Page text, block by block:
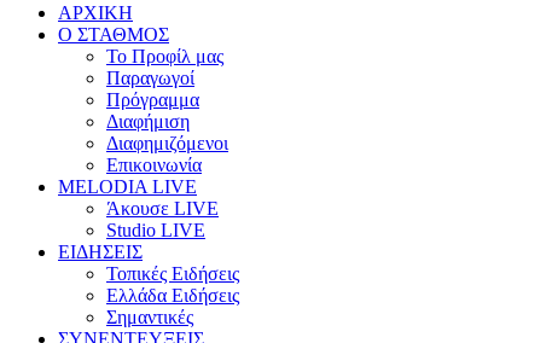
ΑΡΧΙΚΗ
Ο ΣΤΑΘΜΟΣ
Το Προφίλ μας
Παραγωγοί
Πρόγραμμα
Διαφήμιση
Διαφημιζόμενοι
Επικοινωνία
MELODIA LIVE
Άκουσε LIVE
Studio LIVE
ΕΙΔΗΣΕΙΣ
Τοπικές Ειδήσεις
Ελλάδα Ειδήσεις
Σημαντικές
ΣΥΝΕΝΤΕΥΞΕΙΣ